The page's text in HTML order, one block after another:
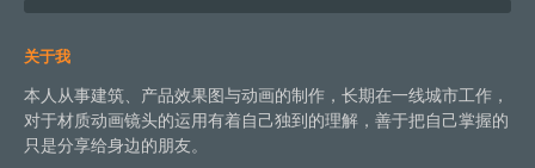
关于我
本人从事建筑、产品效果图与动画的制作，长期在一线城市工作，
对于材质动画镜头的运用有着自己独到的理解，善于把自己掌握的
只是分享给身边的朋友。